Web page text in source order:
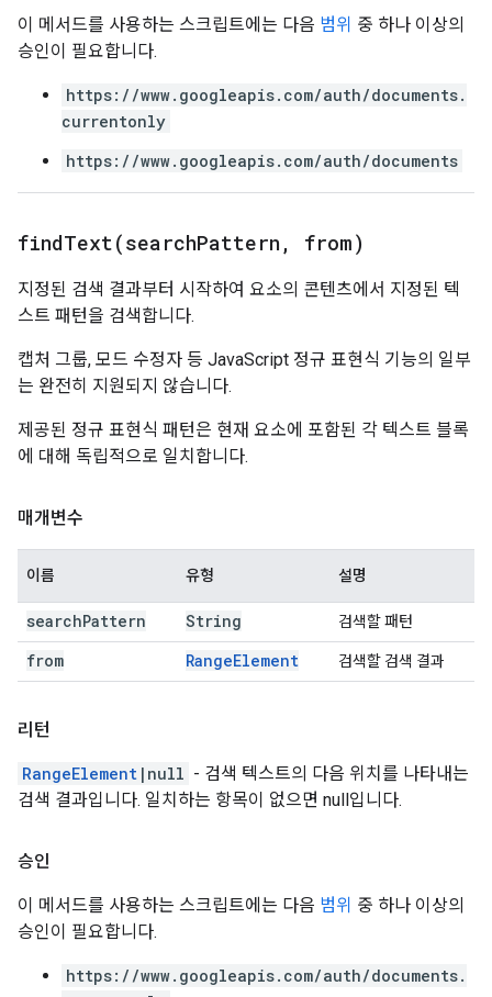
이 메서드를 사용하는 스크립트에는 다음 범위 중 하나 이상의
승인이 필요합니다.
https://www.googleapis.com/auth/documents.
currentonly
https://www.googleapis.com/auth/documents
findText(searchPattern , from)
지정된 검색 결과부터 시작하여 요소의 콘텐츠에서 지정된 텍
스트 패턴을 검색합니다.
캡처 그룹, 모드 수정자 등 JavaScript 정규 표현식 기능의 일부
는 완전히 지원되지 않습니다.
제공된 정규 표현식 패턴은 현재 요소에 포함된 각 텍스트 블록
에 대해 독립적으로 일치합니다.
매개변수
이름 유형 설명
searchPattern String 검색할 패턴
from RangeElement 검색할 검색 결과
리턴
RangeElement |null - 검색 텍스트의 다음 위치를 나타내는
검색 결과입니다. 일치하는 항목이 없으면 null입니다.
승인
이 메서드를 사용하는 스크립트에는 다음 범위 중 하나 이상의
승인이 필요합니다.
https://www.googleapis.com/auth/documents.